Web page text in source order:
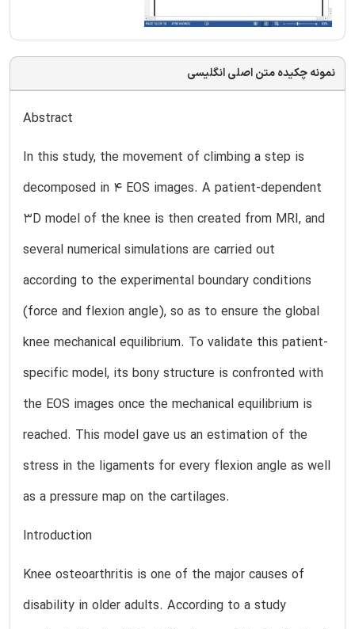
نمونه چکیده متن اصلی انگلیسی
Abstract
In this study, the movement of climbing a step is
decomposed in 4 EOS images. A patient-dependent
3D model of the knee is then created from MRI, and
several numerical simulations are carried out
according to the experimental boundary conditions
(force and flexion angle), so as to ensure the global
knee mechanical equilibrium. To validate this patient-
specific model, its bony structure is confronted with
the EOS images once the mechanical equilibrium is
reached. This model gave us an estimation of the
stress in the ligaments for every flexion angle as well
as a pressure map on the cartilages.
Introduction
Knee osteoarthritis is one of the major causes of
disability in older adults. According to a study